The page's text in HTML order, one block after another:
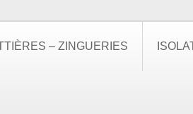
– ZINGUERIES